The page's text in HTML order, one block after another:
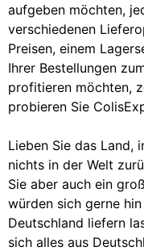
aufgeben möchten,
verschiedenen
Preisen, einem
Ihrer Bestellungen
profitieren möchten,
probieren Sie
Lieben Sie das Land,
nichts in der Welt
Sie aber auch ein
würden sich gerne
Deutschland liefern
sich alles aus